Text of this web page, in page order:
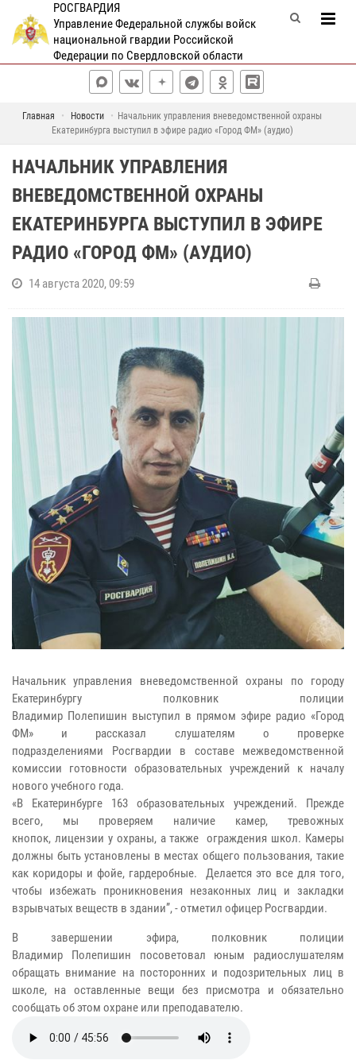
РОСГВАРДИЯ
Управление Федеральной службы войск
национальной гвардии Российской
Федерации по Свердловской области
Главная Новости
Начальник управления вневедомственной охраны
Екатеринбурга выступил в эфире радио «Город ФМ» (аудио)
НАЧАЛЬНИК УПРАВЛЕНИЯ
ВНЕВЕДОМСТВЕННОЙ ОХРАНЫ
ЕКАТЕРИНБУРГА ВЫСТУПИЛ В ЭФИРЕ
РАДИО «ГОРОД ФМ» (АУДИО)
14 августа 2020, 09:59
Начальник управления вневедомственной охраны по городу
Екатеринбургу полковник полиции
Владимир Полепишин выступил в прямом эфире радио «Город
ФМ» и рассказал слушателям о проверке
подразделениями Росгвардии в составе межведомственной
комиссии готовности образовательных учреждений к началу
нового учебного года.
«В Екатеринбурге 163 образовательных учреждений. Прежде
всего, мы проверяем наличие камер, тревожных
кнопок, лицензии у охраны, а также ограждения школ. Камеры
должны быть установлены в местах общего пользования, такие
как коридоры и фойе, гардеробные. Делается это все для того,
чтобы избежать проникновения незаконных лиц и закладки
взрывчатых веществ в здании”, - отметил офицер Росгвардии.
В завершении эфира, полковник полиции
Владимир Полепишин посоветовал юным радиослушателям
обращать внимание на посторонних и подозрительных лиц в
школе, на оставленные вещи без присмотра и обязательно
сообщать об этом охране или преподавателю.